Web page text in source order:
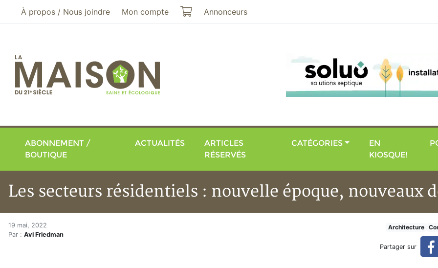
Aller au menu principal
Aller au contenu principal
À propos / Nous joindre Mon compte Mon panier
Annonceurs
ABONNEMENT /
BOUTIQUE
ACTUALITÉS
ARTICLES
RÉSERVÉS
CATÉGORIES
EN
KIOSQUE!
Les secteurs résidentiels : nouvelle époque, nouveaux
Accueil
Articles
Les secteurs résidentiels : nouvelle époque, nouveaux
19 mai, 2022
Par : Avi Friedman
Architecture
Partager sur